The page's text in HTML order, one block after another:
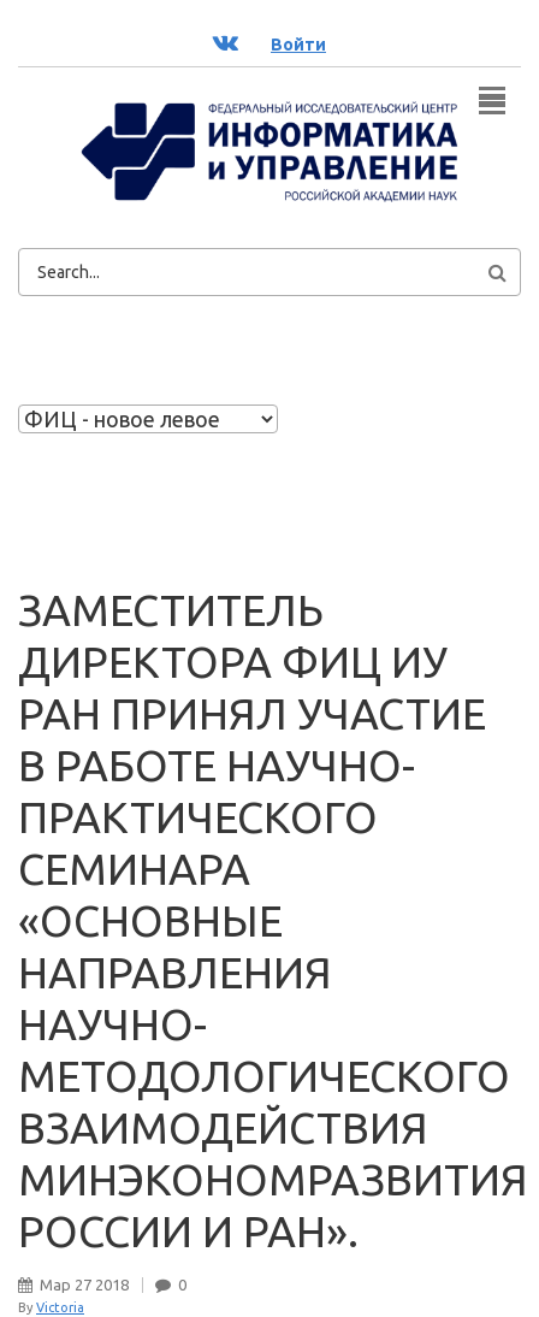
ВК Войти
ФОРМА
ЗАМЕСТИТЕЛЬ
ДИРЕКТОРА ФИЦ ИУ
РАН ПРИНЯЛ УЧАСТИЕ
В РАБОТЕ НАУЧНО-
ПРАКТИЧЕСКОГО
СЕМИНАРА
«ОСНОВНЫЕ
НАПРАВЛЕНИЯ
НАУЧНО-
МЕТОДОЛОГИЧЕСКОГО
ВЗАИМОДЕЙСТВИЯ
МИНЭКОНОМРАЗВИТИЯ
РОССИИ И РАН».
Мар 27 2018 0
By Victoria